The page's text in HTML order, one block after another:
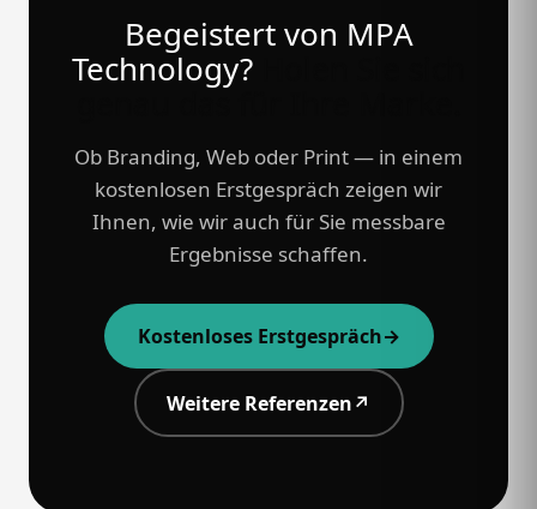
Begeistert von MPA
Technology?
Ob Branding, Web oder Print — in einem
kostenlosen Erstgespräch zeigen wir
Ihnen, wie wir auch für Sie messbare
Ergebnisse schaffen.
Kostenloses Erstgespräch→
Weitere Referenzen↗